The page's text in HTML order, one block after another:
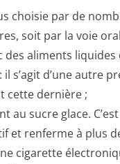
choisie par de
soit par la voie
des aliments liquides
s’agit d’une autre
cette dernière ;
au sucre glace.
et renferme à plus
cigarette